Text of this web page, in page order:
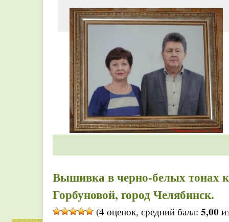
Вышивка в черно-белых тонах
Горбуновой, город Челябинск.
(4 оценок, средний балл: 5,00